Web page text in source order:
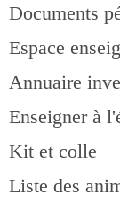
Documents
Espace
Annuaire
Enseigner à
Kit et colle
Liste des